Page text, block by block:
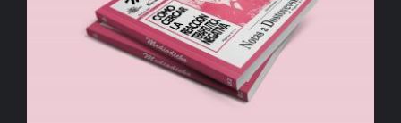
AÑADIR AL CARRITO / DETALLES